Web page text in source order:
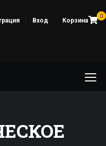
0
Вход Корзина